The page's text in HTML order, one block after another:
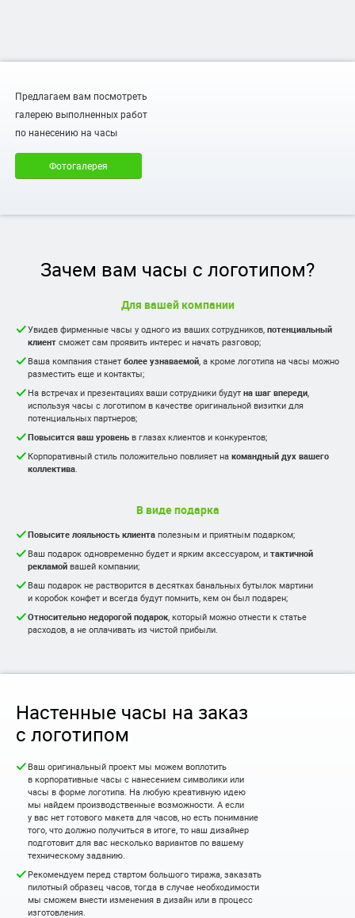
Предлагаем вам посмотреть
галерею выполненных работ
по нанесению на часы
Фотогалерея
Зачем вам часы с логотипом?
Для вашей компании
Увидев фирменные часы у одного из ваших сотрудников, потенциальный
клиент сможет сам проявить интерес и начать разговор;
Ваша компания станет более узнаваемой, а кроме логотипа на часы можно
разместить еще и контакты;
На встречах и презентациях ваши сотрудники будут на шаг впереди,
используя часы с логотипом в качестве оригинальной визитки для
потенциальных партнеров;
Повысится ваш уровень в глазах клиентов и конкурентов;
Корпоративный стиль положительно повлияет на командный дух вашего
коллектива.
В виде подарка
Повысите лояльность клиента полезным и приятным подарком;
Ваш подарок одновременно будет и ярким аксессуаром, и тактичной
рекламой вашей компании;
Ваш подарок не растворится в десятках банальных бутылок мартини
и коробок конфет и всегда будут помнить, кем он был подарен;
Относительно недорогой подарок, который можно отнести к статье
расходов, а не оплачивать из чистой прибыли.
Настенные часы на заказ
с логотипом
Ваш оригинальный проект мы можем воплотить
в корпоративные часы с нанесением символики или
часы в форме логотипа. На любую креативную идею
мы найдем производственные возможности. А если
у вас нет готового макета для часов, но есть понимание
того, что должно получиться в итоге, то наш дизайнер
подготовит для вас несколько вариантов по вашему
техническому заданию.
Рекомендуем перед стартом большого тиража, заказать
пилотный образец часов, тогда в случае необходимости
мы сможем внести изменения в дизайн или в процесс
изготовления.